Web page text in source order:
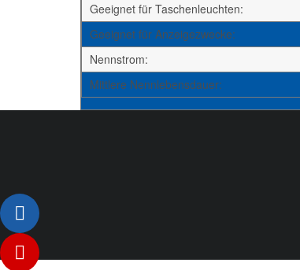
Geeignet für Taschenleuchten:
Geeignet für Anzeigezwecke:
Nennstrom:
Mittlere Nennlebensdauer: